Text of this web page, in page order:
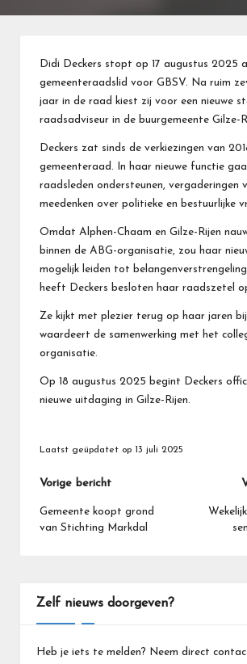
Didi Deckers stopt op 17 augustus 2025
gemeenteraadslid voor GBSV. Na ruim
jaar in de raad kiest zij voor een nieuwe
raadsadviseur in de buurgemeente Gilze-
Deckers zat sinds de verkiezingen van
gemeenteraad. In haar nieuwe functie
raadsleden ondersteunen, vergaderingen
meedenken over politieke en bestuurlijke
Omdat Alphen-Chaam en Gilze-Rijen
binnen de ABG-organisatie, zou haar
mogelijk leiden tot
heeft Deckers besloten haar raadszetel
Ze kijkt met plezier terug op haar jaren bij
waardeert de samenwerking met het
organisatie.
Op 18 augustus 2025 begint Deckers
nieuwe uitdaging in Gilze-Rijen.
Laatst geüpdatet op 13 juli 2025
Bericht
navigatie
Vorige bericht
Gemeente koopt grond
van Stichting Markdal
Zelf nieuws doorgeven?
Heb je iets te melden? Neem direct